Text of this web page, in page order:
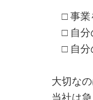
□ 事業
□ 自分
□ 自分
大切な
当社は